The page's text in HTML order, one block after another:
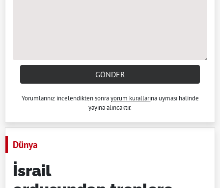
GÖNDER
Yorumlarınız incelendikten sonrayorum kurallarına uyması halinde
yayına alıncaktır.
Dünya
İsrail